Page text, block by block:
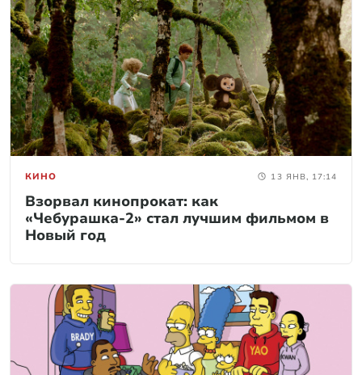
КИНО 13 ЯНВ, 17:14
Взорвал кинопрокат: как
«Чебурашка-2» стал лучшим фильмом в
Новый год